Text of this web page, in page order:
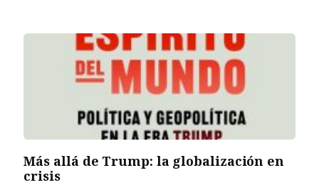
Más allá de Trump: la globalización en
crisis